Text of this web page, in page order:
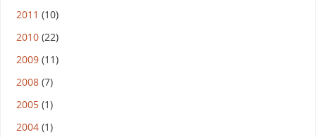
2011 (10)
2010(22)
2009(11)
2008(7)
2005(1)
2004(1)